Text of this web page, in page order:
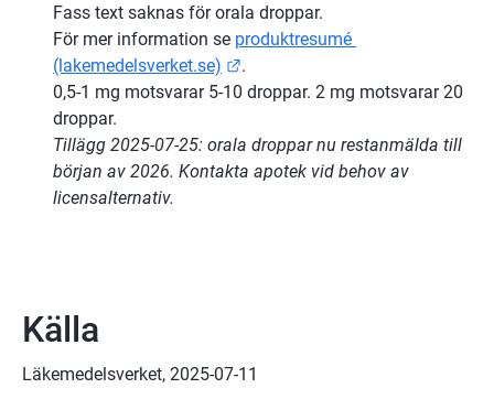
Fass text saknas för orala droppar.
För mer information se produktresumé
(lakemedelsverket.se)
Länk till annan webbplats.
.
0,5-1 mg motsvarar 5-10 droppar. 2 mg motsvarar 20
droppar.
Tillägg 2025-07-25: orala droppar nu restanmälda till
början av 2026. Kontakta apotek vid behov av
licensalternativ.
Källa
Läkemedelsverket, 2025-07-11